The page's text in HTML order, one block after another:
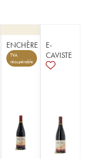
ENCHÈRE
TVA
récupérable
E-
CAVISTE